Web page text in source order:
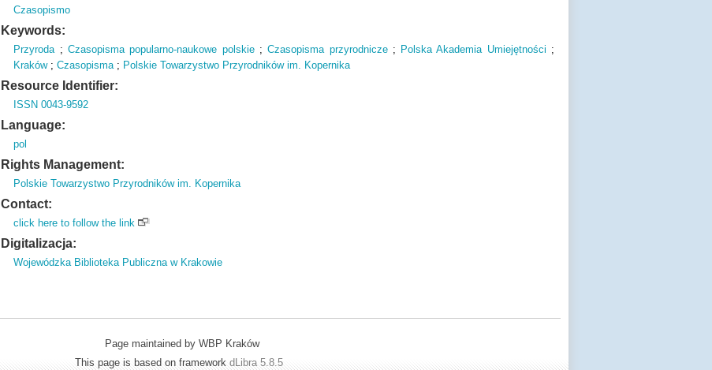
Czasopismo
Keywords:
Przyroda;Czasopisma popularno-naukowe polskie;Czasopisma przyrodnicze; Polska Akademia Umiejętności ;
Kraków;Czasopisma; Polskie Towarzystwo Przyrodników im. Kopernika
Resource Identifier:
ISSN 0043-9592
Language:
pol
Rights Management:
Polskie Towarzystwo Przyrodników im. Kopernika
Contact:
click here to follow the link
Digitalizacja:
Wojewódzka Biblioteka Publiczna w Krakowie
Page maintained by WBP Kraków
This page is based on framework dLibra 5.8.5